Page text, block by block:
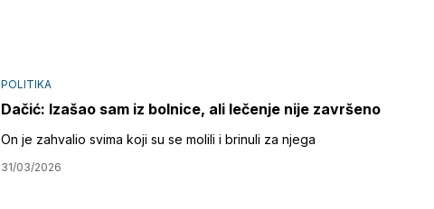
POLITIKA
Dačić: Izašao sam iz bolnice, ali lečenje nije završeno
On je zahvalio svima koji su se molili i brinuli za njega
31/03/2026